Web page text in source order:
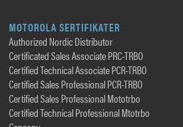
MOTOROLA SERTIFIKATER
Authorized Nordic Distributor
Certificated Sales Associate PRC-TRBO
Certified Technical Associate PCR-TRBO
Certified Sales Professional PCR-TRBO
Certified Sales Professional Mototrbo
Certified Technical Professional Mtotrbo